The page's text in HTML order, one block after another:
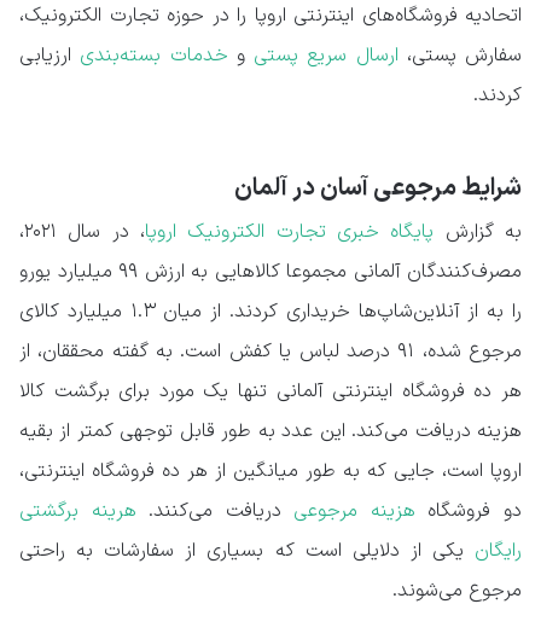
اتحادیه فروشگاه‌های اینترنتی اروپا را در حوزه تجارت الکترونیک،
سفارش پستی، ارسال سریع پستی و خدمات بسته‌بندی ارزیابی
کردند.
شرایط مرجوعی آسان در آلمان
به گزارش پایگاه خبری تجارت الکترونیک اروپا
، در سال ۲۰۲۱،
مصرف‌کنندگان آلمانی مجموعا کالاهایی به ارزش ۹۹ میلیارد یورو
را به از آنلاین‌شاپ‌ها خریداری کردند. از میان ۱.۳ میلیارد کالای
مرجوع شده، ۹۱ درصد لباس یا کفش است. به گفته محققان، از
هر ده فروشگاه اینترنتی آلمانی تنها یک مورد برای برگشت کالا
هزینه دریافت می‌کند. این عدد به طور قابل توجهی کمتر از بقیه
اروپا است، جایی که به طور میانگین از هر ده فروشگاه اینترنتی،
دو فروشگاه هزینه مرجوعی دریافت می‌کنند. هرینه برگشتی
رایگان یکی از دلایلی است که بسیاری از سفارشات به راحتی
مرجوع می‌شوند.